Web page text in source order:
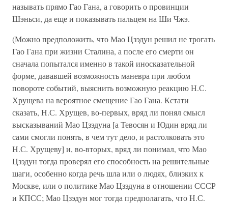
называть прямо Гао Гана, а говорить о провинции
Шэньси, да еще и показывать пальцем на Ши Чжэ.
(Можно предположить, что Мао Цзэдун решил не трогать
Гао Гана при жизни Сталина, а после его смерти он
сначала попытался именно в такой иносказательной
форме, дававшей возможность маневра при любом
повороте событий, выяснить возможную реакцию Н.С.
Хрущева на вероятное смещение Гао Гана. Кстати
сказать, Н.С. Хрущев, во-первых, вряд ли понял смысл
высказываний Мао Цзэдуна [а Тевосян и Юдин вряд ли
сами смогли понять, в чем тут дело, и растолковать это
Н.С. Хрущеву] и, во-вторых, вряд ли понимал, что Мао
Цзэдун тогда проверял его способность на решительные
шаги, особенно когда речь шла или о людях, близких к
Москве, или о политике Мао Цзэдуна в отношении СССР
и КПСС; Мао Цзэдун мог тогда предполагать, что Н.С.